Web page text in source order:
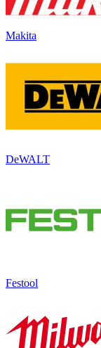
Makita
DeWALT
Festool